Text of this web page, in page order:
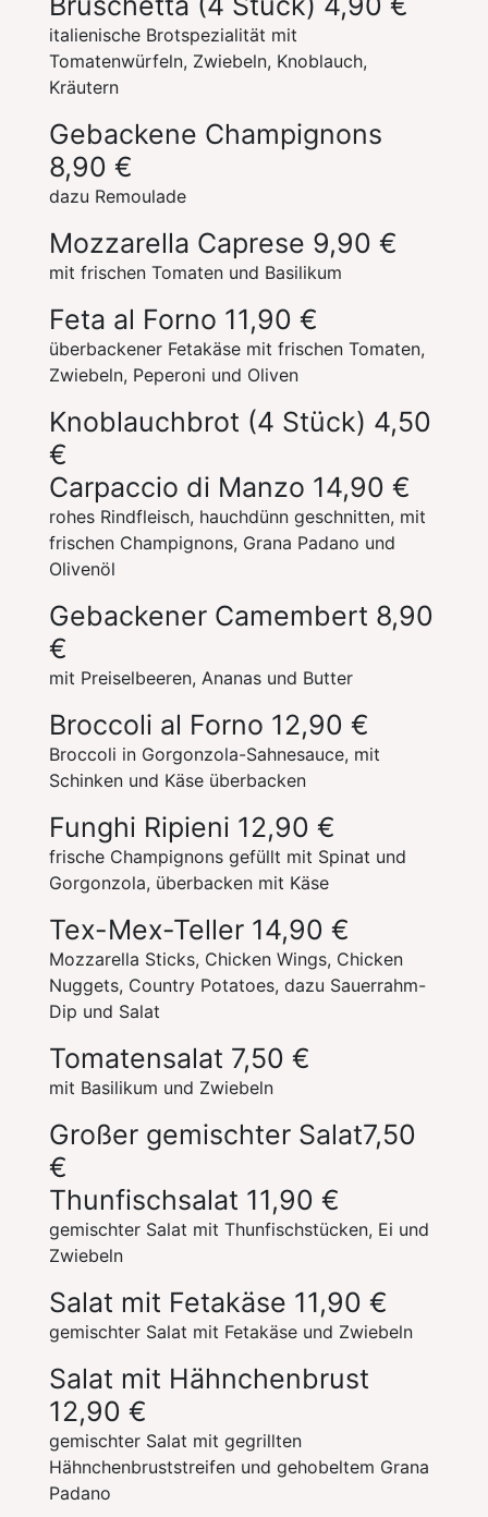
italienische Brotspezialität mit
Tomatenwürfeln, Zwiebeln, Knoblauch,
Kräutern
Gebackene Champignons
8,90 €
dazu Remoulade
Mozzarella Caprese 9,90 €
mit frischen Tomaten und Basilikum
Feta al Forno 11,90 €
überbackener Fetakäse mit frischen Tomaten,
Zwiebeln, Peperoni und Oliven
Knoblauchbrot (4 Stück) 4,50
€
Carpaccio di Manzo 14,90 €
rohes Rindfleisch, hauchdünn geschnitten, mit
frischen Champignons, Grana Padano und
Olivenöl
Gebackener Camembert 8,90
€
mit Preiselbeeren, Ananas und Butter
Broccoli al Forno 12,90 €
Broccoli in Gorgonzola-Sahnesauce, mit
Schinken und Käse überbacken
Funghi Ripieni 12,90 €
frische Champignons gefüllt mit Spinat und
Gorgonzola, überbacken mit Käse
Tex-Mex-Teller 14,90 €
Mozzarella Sticks, Chicken Wings, Chicken
Nuggets, Country Potatoes, dazu Sauerrahm-
Dip und Salat
Tomatensalat 7,50 €
mit Basilikum und Zwiebeln
Großer gemischter Salat7,50
€
Thunfischsalat 11,90 €
gemischter Salat mit Thunfischstücken, Ei und
Zwiebeln
Salat mit Fetakäse 11,90 €
gemischter Salat mit Fetakäse und Zwiebeln
Salat mit Hähnchenbrust
12,90 €
gemischter Salat mit gegrillten
Hähnchenbruststreifen und gehobeltem Grana
Padano